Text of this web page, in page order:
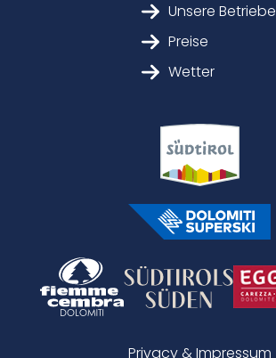
Unsere Betriebe
Preise
Wetter
Privacy & Impressum